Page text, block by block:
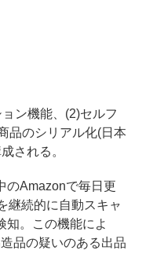
ン機能、(2)セルフ
品のシリアル化(日本
される。
のAmazonで毎日更
継続的に自動スキャ
知。この機能によ
品の疑いのある出品